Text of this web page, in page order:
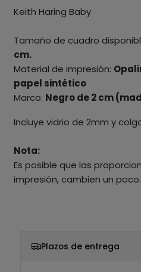
Keith Haring Baby
Tamaño de cuadro
cm.
Material de impresión:
papel sintético
Marco: Negro de 2 cm
Incluye vidrio de 2mm y
Nota:
Es posible que las
impresión, cambien un poco.
Plazos de entrega